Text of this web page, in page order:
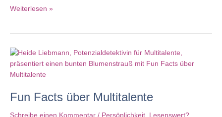
Warum
besonders
schwierig
ist
Weiterlesen »
Fun Facts über Multitalente
Schreibe einen Kommentar / Persönlichkeit, Lesenswert?